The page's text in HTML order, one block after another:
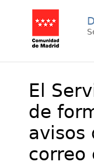
El
de
avisos
correo